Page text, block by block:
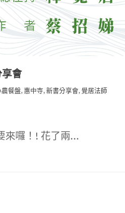
會
農餐盤, 惠中寺,新書分享會, 覺居法師
來囉！! 花了兩…